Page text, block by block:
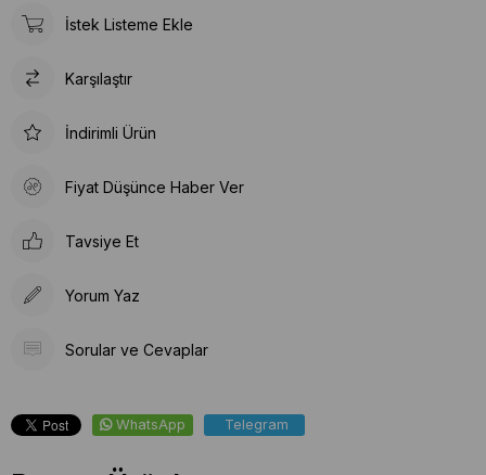
İstek Listeme Ekle
Karşılaştır
İndirimli Ürün
Fiyat Düşünce Haber Ver
Tavsiye Et
Yorum Yaz
Sorular ve Cevaplar
WhatsApp Telegram